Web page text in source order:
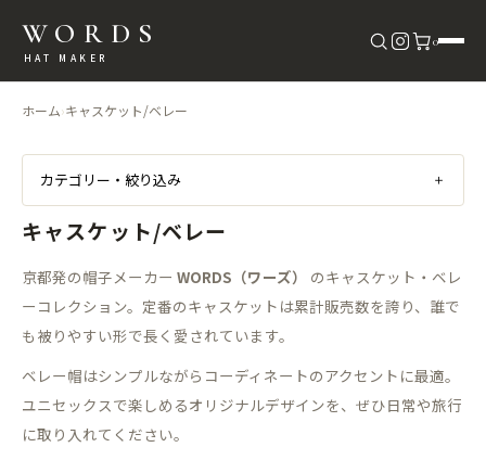
WORDS
HAT MAKER
0
ホーム›キャスケット/ベレー
カテゴリー・絞り込み ＋
キャスケット/ベレー
京都発の帽子メーカー WORDS（ワーズ）
のキャスケット・ベレ
ーコレクション。定番のキャスケットは累計販売数を誇り、誰で
も被りやすい形で長く愛されています。
ベレー帽はシンプルながらコーディネートのアクセントに最適。
ユニセックスで楽しめるオリジナルデザインを、ぜひ日常や旅行
に取り入れてください。